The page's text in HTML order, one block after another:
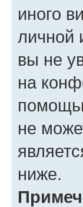
иного
личной
вы не
на
не
ниже.